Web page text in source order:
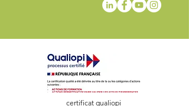
certificat qualiopi